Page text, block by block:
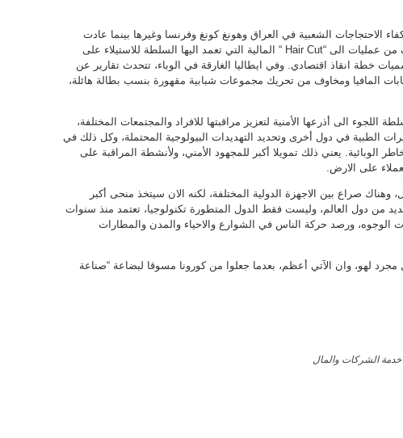
الاحتجاجات الشعبية في العراق وهونغ كونغ وفرنسا وغيرها بينما عادت
تتأجج في لبنان حيث تزايدت المخاوف من عمليات الى “Hair Cut “ المالية التي تعمد اليها السلطة للاستيلاء على
خطة انقاذ اقتصادي. وفي ايطاليا الغارقة في الوباء، تتحدث تقارير عن
المافيا ومخاوف من تحريك مجموعات شبابية مقهورة بنسب بطالة هائلة،
الى أذرعها الأمنية لتعزيز مراقبتها للافراد والمجتمعات المختلفة،
الطبية في دول أخرى وتحديد التهديدات البيولوجية المحتملة، وكل ذلك في
الوبائية. يعني ذلك تمويلا أكبر للمجهود الأمني، ولأنشطة المراقبة على
على الارض.
صراع بين الاجهزة الدولية المختلفة، لكنه الان سيتخذ منحى أكبر
من دول العالم، وليست فقط الدول المتطورة تكنولوجيا، تعتمد منذ سنوات
الوجوه، ورصد حركة الناس في الشوارع والاحياء والمدن والمطارات
لهو، وان الآتي أعظم، بعدما جعلوا من كورونا مسوقا لبضاعة “صناعة
الشركات والمال